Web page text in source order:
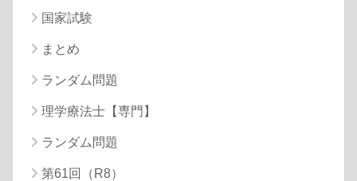
国家試験
まとめ
ランダム問題
理学療法士【専門】
ランダム問題
第61回（R8）